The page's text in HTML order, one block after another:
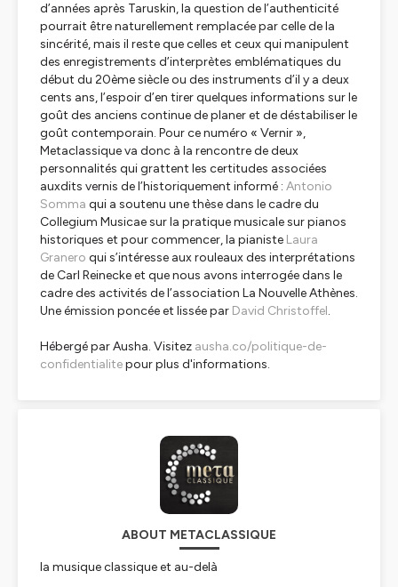
d’années après Taruskin, la question de l’authenticité
pourrait être naturellement remplacée par celle de la
sincérité, mais il reste que celles et ceux qui manipulent
des enregistrements d’interprètes emblématiques du
début du 20ème siècle ou des instruments d’il y a deux
cents ans, l’espoir d’en tirer quelques informations sur le
goût des anciens continue de planer et de déstabiliser le
goût contemporain. Pour ce numéro « Vernir »,
Metaclassiqueva donc à la rencontre de deux
personnalités qui grattent les certitudes associées
auxdits vernis de l’historiquement informé : Antonio
Somma qui a soutenu une thèse dans le cadre du
Collegium Musicae sur la pratique musicale sur pianos
historiques et pour commencer, la pianiste Laura
Granero qui s’intéresse aux rouleaux des interprétations
de Carl Reinecke et que nous avons interrogée dans le
cadre des activités de l’association La Nouvelle Athènes.
Une émission poncée et lissée par David Christoffel.
Hébergé par Ausha. Visitez ausha.co/politique-de-
confidentialitepour plus d'informations.
ABOUT METACLASSIQUE
la musique classique et au-delà